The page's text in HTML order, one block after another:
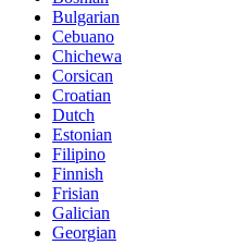
Bulgarian
Cebuano
Chichewa
Corsican
Croatian
Dutch
Estonian
Filipino
Finnish
Frisian
Galician
Georgian